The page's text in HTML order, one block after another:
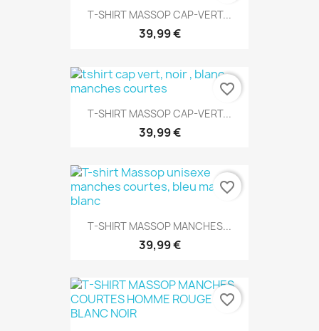
T-SHIRT MASSOP CAP-VERT...
39,99 €
T-SHIRT MASSOP CAP-VERT...
39,99 €
favorite_border
T-SHIRT MASSOP MANCHES...
39,99 €
favorite_border
favorite_border